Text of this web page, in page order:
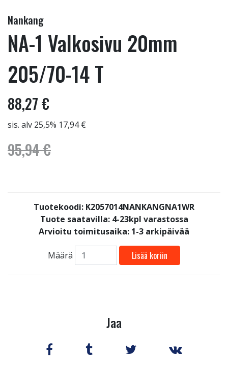
Nankang
NA-1 Valkosivu 20mm
205/70-14 T
88,27 €
sis. alv 25,5% 17,94 €
95,94 €
Tuotekoodi: K2057014NANKANGNA1WR
Tuote saatavilla: 4-23kpl varastossa
Arvioitu toimitusaika: 1-3 arkipäivää
Määrä Lisää koriin
Jaa